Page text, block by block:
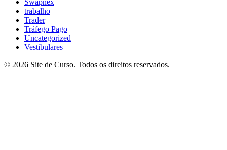
trabalho
Trader
Tráfego Pago
Uncategorized
Vestibulares
© 2026 Site de Curso. Todos os direitos reservados.